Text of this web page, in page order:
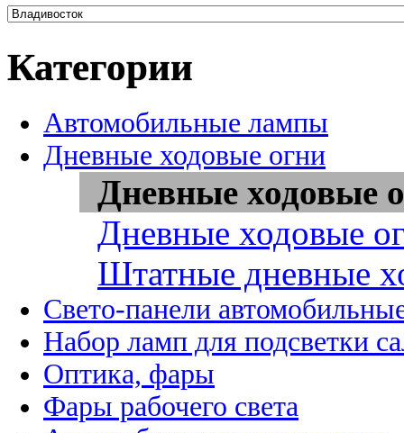
Категории
Автомобильные лампы
Дневные ходовые огни
Дневные ходовые
Дневные ходовые
Штатные дневные
Свето-панели
Набор ламп для подсветки
Оптика, фары
Фары рабочего света